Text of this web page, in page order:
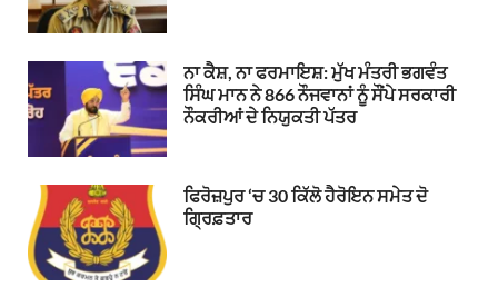
ਨਾ ਕੈਸ਼, ਨਾ ਫਰਮਾਇਸ਼: ਮੁੱਖ ਮੰਤਰੀ ਭਗਵੰਤ
ਸਿੰਘ ਮਾਨ ਨੇ 866 ਨੌਜਵਾਨਾਂ ਨੂੰ ਸੌਂਪੇ ਸਰਕਾਰੀ
ਨੌਕਰੀਆਂ ਦੇ ਨਿਯੁਕਤੀ ਪੱਤਰ
ਫਿਰੋਜ਼ਪੁਰ ‘ਚ 30 ਕਿੱਲੋ ਹੈਰੋਇਨ ਸਮੇਤ ਦੋ
ਗ੍ਰਿਫ਼ਤਾਰ